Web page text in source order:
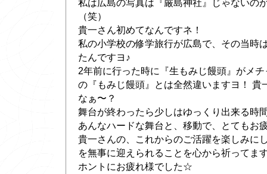
私は広島の写真は『厳島神社』じゃないの
（笑）
貴一さん初めてなんですネ！
私の小学校の修学旅行が広島で、その当時
たんですヨ♪
2年前に行った時に『生もみじ饅頭』がメ
の『もみじ饅頭』とは全然違いますヨ！ 貴
なぁ〜？
舞台が終わったら少しはゆっくり出来る時
あんなハードな舞台と、移動で、とてもお
貴一さんの、これからのご活躍を楽しみに
を無事に迎えられることを心から祈ってま
ホントにお疲れ様でした☆